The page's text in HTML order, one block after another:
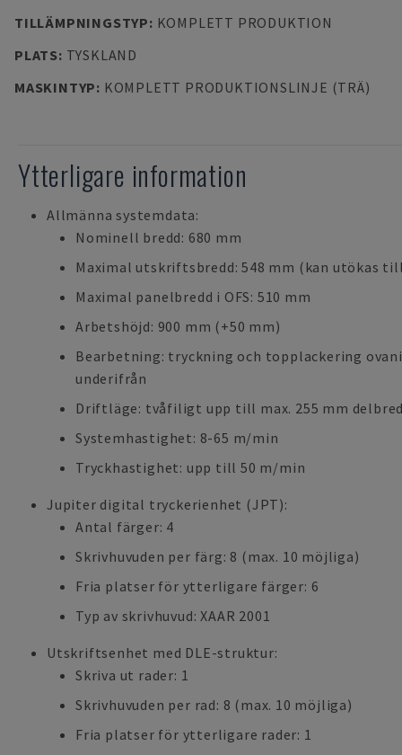
TILLÄMPNINGSTYP: KOMPLETT PRODUKTION
PLATS: TYSKLAND
MASKINTYP: KOMPLETT PRODUKTIONSLINJE (TRÄ)
Ytterligare information
Allmänna systemdata:
Nominell bredd: 680 mm
Maximal utskriftsbredd: 548 mm (kan utökas
Maximal panelbredd i OFS: 510 mm
Arbetshöjd: 900 mm (+50 mm)
Bearbetning: tryckning och topplackering
underifrån
Driftläge: tvåfiligt upp till max. 255 mm
Systemhastighet: 8-65 m/min
Tryckhastighet: upp till 50 m/min
Jupiter digital tryckerienhet (JPT):
Antal färger: 4
Skrivhuvuden per färg: 8 (max. 10 möjliga)
Fria platser för ytterligare färger: 6
Typ av skrivhuvud: XAAR 2001
Utskriftsenhet med DLE-struktur:
Skriva ut rader: 1
Skrivhuvuden per rad: 8 (max. 10 möjliga)
Fria platser för ytterligare rader: 1